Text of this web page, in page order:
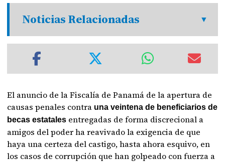
Noticias Relacionadas
El anuncio de la Fiscalía de Panamá de la apertura de
causas penales contra una veintena de beneficiarios de
becas estatales entregadas de forma discrecional a
amigos del poder ha reavivado la exigencia de que
haya una certeza del castigo, hasta ahora esquivo, en
los casos de corrupción que han golpeado con fuerza a